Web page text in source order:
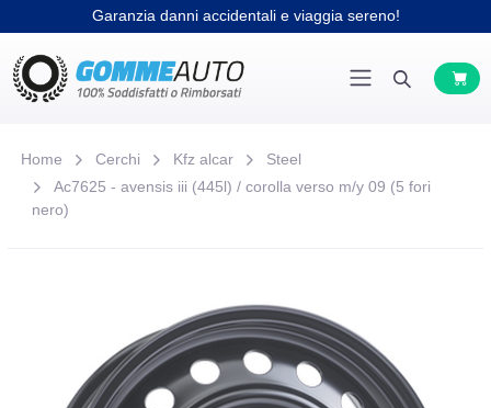
Garanzia danni accidentali e viaggia sereno!
Home Cerchi Kfz alcar
Steel
Ac7625 - avensis iii (445l) / corolla verso m/y 09 (5 fori
nero)